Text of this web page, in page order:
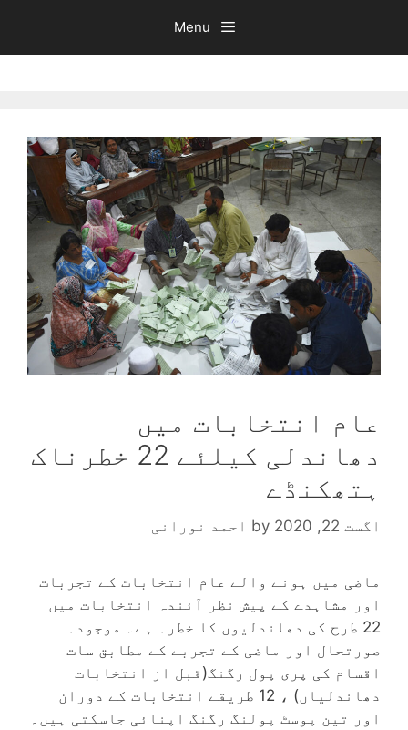
content
Menu
عام انتخابات میں
دھاندلی کیلئے 22 خطرناک
ہتھکنڈے
اگست 22, 2020 by احمد نورانی
ماضی میں ہونے والے عام انتخابات کے تجربات
اور مشاہدے کے پیش نظر آئندہ انتخابات میں
22 طرح کی دھاندلیوں کا خطرہ ہے۔ موجودہ
صورتحال اور ماضی کے تجربے کے مطابق سات
اقسام کی پری پول رگنگ(قبل از انتخابات
دھاندلیاں) ، 12 طریقے انتخابات کے دوران
اور تین پوسٹ پولنگ رگنگ اپنائی جاسکتی ہیں۔